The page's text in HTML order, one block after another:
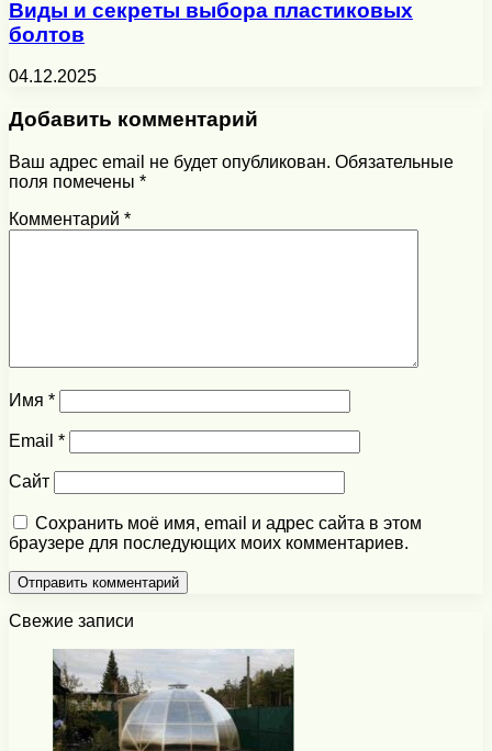
Виды и секреты выбора пластиковых
болтов
04.12.2025
Добавить комментарий
Ваш адрес email не будет опубликован. Обязательные
поля помечены *
Комментарий *
Имя *
Email *
Сайт
Сохранить моё имя, email и адрес сайта в этом
браузере для последующих моих комментариев.
Свежие записи